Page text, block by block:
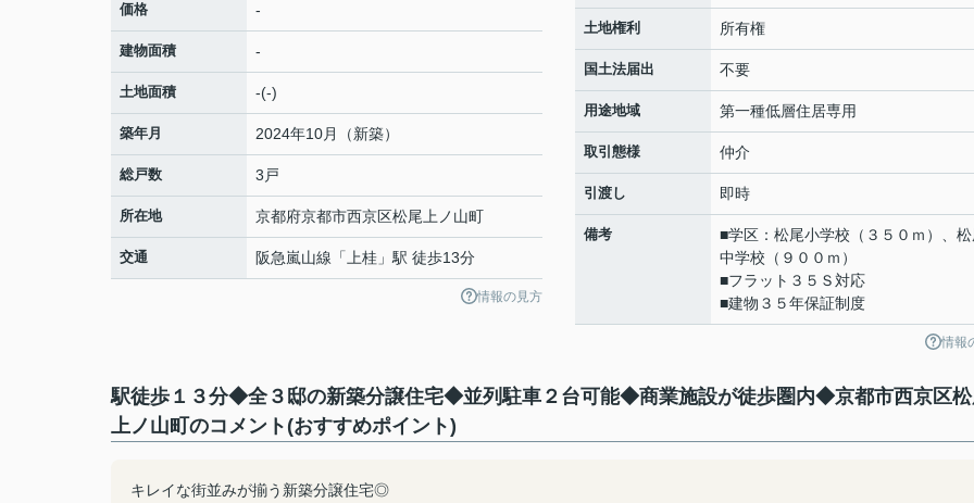
価格 -
建物面積 -
土地面積 -(-)
築年月 2024年10月（新築）
総戸数 3戸
所在地 京都府京都市西京区松尾上ノ山町
交通 阪急嵐山線 「 上桂 」駅 徒歩13分
情報の見方
土地権利 所有権
国土法届出 不要
用途地域 第一種低層住居専用
取引態様 仲介
引渡し 即時
備考
■学区：松尾小学校（３５０ｍ）、松
中学校（９００ｍ）
■フラット３５Ｓ対応
■建物３５年保証制度
情報
駅徒歩１３分◆全３邸の新築分譲住宅◆並列駐車２台可能◆商業施設が徒歩圏内◆京都市西京区
上ノ山町のコメント(おすすめポイント)
キレイな街並みが揃う新築分譲住宅◎